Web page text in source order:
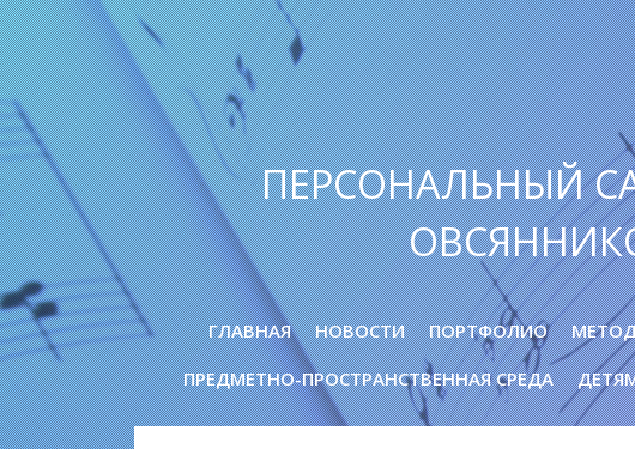
ПЕРСОНАЛЬНЫЙ
ГЛАВНАЯ НОВОСТИ ПОРТФОЛИО
ПРЕДМЕТНО-ПРОСТРАНСТВЕННАЯ СРЕДА